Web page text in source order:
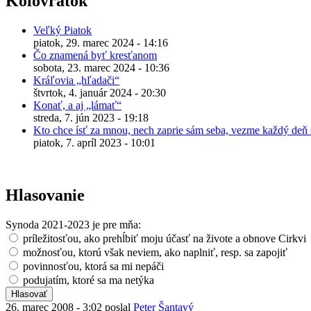
Veľký Piatok
piatok, 29. marec 2024 - 14:16
Čo znamená byť kresťanom
sobota, 23. marec 2024 - 10:36
Kráľovia „hľadači“
štvrtok, 4. január 2024 - 20:30
Konať, a aj „lámať“
streda, 7. jún 2023 - 19:18
Kto chce ísť za mnou, nech zaprie sám seba, vezme každý
piatok, 7. apríl 2023 - 10:01
Hlasovanie
Synoda 2021-2023 je pre mňa:
príležitosťou, ako prehĺbiť moju účasť na živote a obnove Cirkvi
možnosťou, ktorú však neviem, ako naplniť, resp. sa zapojiť
povinnosťou, ktorá sa mi nepáči
podujatím, ktoré sa ma netýka
26. marec 2008 - 3:02 poslal Peter Šantavý